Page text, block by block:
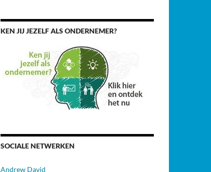
KEN JIJ JEZELF ALS ONDERNEMER?
SOCIALE NETWERKEN
Andrew David